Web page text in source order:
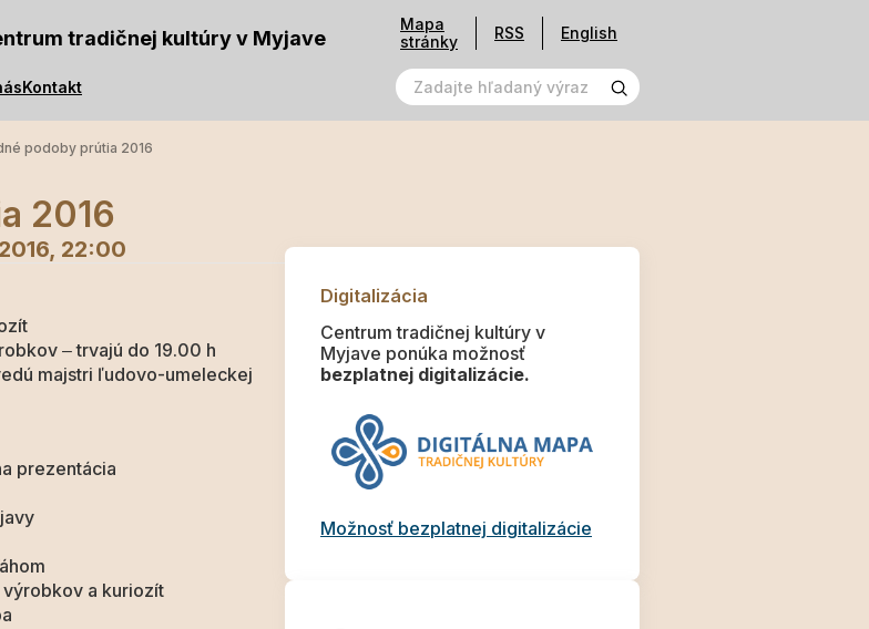
tradičnej kultúry v Myjave
Kontakt
Mapa
stránky
RSS English
podoby prútia 2016
2016
22:00
‒ trvajú do 19.00 h
majstri ľudovo-umeleckej
prezentácia
a kuriozít
Digitalizácia
Centrum tradičnej kultúry v
Myjave ponúka možnosť
bezplatnej digitalizácie.
Možnosť bezplatnej digitalizácie